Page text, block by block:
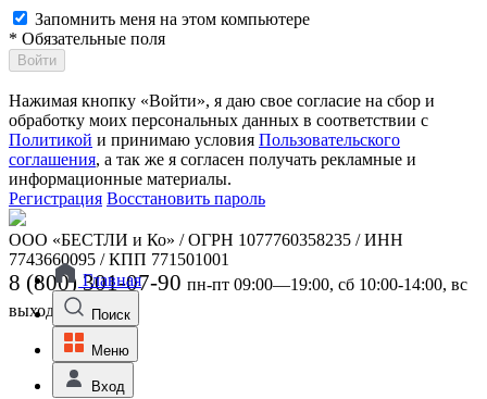
Запомнить меня на этом компьютере
* Обязательные поля
Войти
Нажимая кнопку «Войти», я даю свое согласие на сбор и
обработку моих персональных данных в соответствии с
Политикой и принимаю условия Пользовательского
соглашения, а так же я согласен получать рекламные и
информационные материалы.
Регистрация Восстановить пароль
ООО «БЕСТЛИ и Ко» / ОГРН 1077760358235 / ИНН
7743660095 / КПП 771501001
8 (800) 301-07-90 пн-пт 09:00—19:00, сб 10:00-14:00, вс
выходной
Главная
Поиск
Меню
Вход